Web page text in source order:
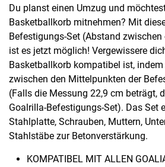
Du planst einen Umzug und
Basketballkorb mitnehmen? Mit
Befestigungs-Set (Abstand
ist es jetzt möglich! Vergewissere
Basketballkorb kompatibel ist,
zwischen den Mittelpunkten der
(Falls die Messung 22,9 cm beträgt,
Goalrilla-Befestigungs-Set). Das Set
Stahlplatte, Schrauben, Muttern,
Stahlstäbe zur Betonverstärkung.
KOMPATIBEL MIT ALLEN